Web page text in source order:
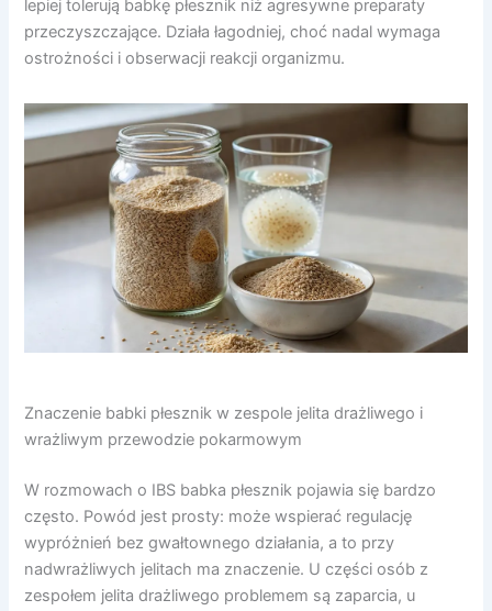
lepiej tolerują babkę płesznik niż agresywne preparaty
przeczyszczające. Działa łagodniej, choć nadal wymaga
ostrożności i obserwacji reakcji organizmu.
Znaczenie babki płesznik w zespole jelita drażliwego i
wrażliwym przewodzie pokarmowym
W rozmowach o IBS babka płesznik pojawia się bardzo
często. Powód jest prosty: może wspierać regulację
wypróżnień bez gwałtownego działania, a to przy
nadwrażliwych jelitach ma znaczenie. U części osób z
zespołem jelita drażliwego problemem są zaparcia, u